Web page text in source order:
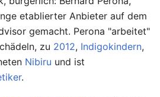
etablierter Anbieter auf dem
gemacht. Perona "arbeitet"
zu 2012, Indigokindern,
Nibiru und ist
.